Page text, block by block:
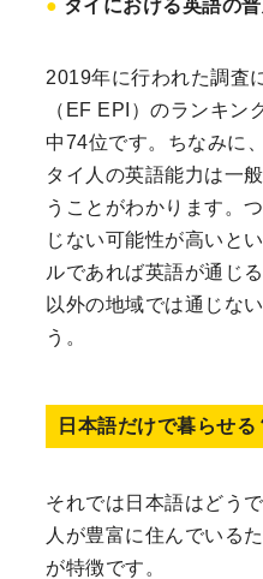
タイにおける英語の
2019年に行われた調査
（EF EPI）のランキン
中74位です。ちなみに
タイ人の英語能力は一
うことがわかります。
じない可能性が高いと
ルであれば英語が通じ
以外の地域では通じな
う。
日本語だけで暮らせる
それでは日本語はどう
人が豊富に住んでいる
が特徴です。